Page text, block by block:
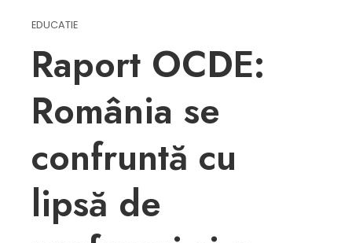
EDUCATIE
Raport OCDE:
România se
confruntă cu
lipsă de